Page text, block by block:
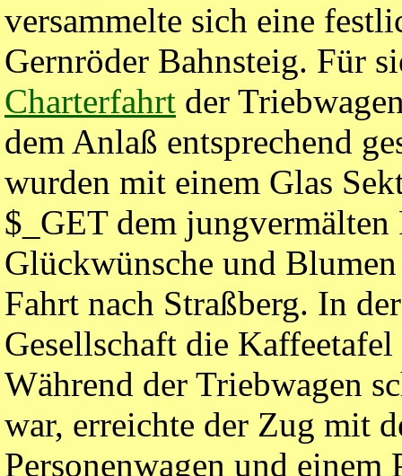
versammelte sich eine
Gernröder Bahnsteig. Für
Charterfahrt der
dem Anlaß entsprechend
wurden mit einem Glas
$_GET dem jungvermälten
Glückwünsche und
Fahrt nach Straßberg. In
Gesellschaft die
Während der Triebwagen
war, erreichte der Zug mit
Personenwagen und einem